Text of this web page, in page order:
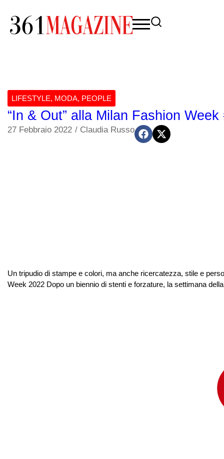
LIFESTYLE, MODA, PEOPLE
“In & Out” alla Milan Fashion
27 Febbraio 2022 / Claudia Russo
Un tripudio di stampe e colori, ma anche ricercatezza, stile e
Week 2022 Dopo un biennio di stenti e forzature, la settimana